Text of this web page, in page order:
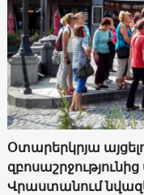
Օտարերկրյա
Վրաստանում